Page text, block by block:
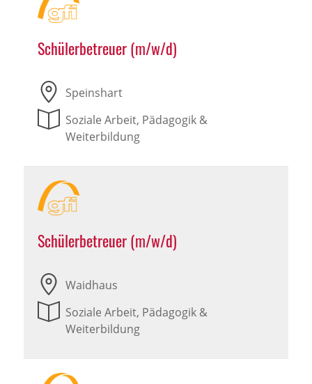
Schülerbetreuer (m/w/d)
Speinshart
Soziale Arbeit, Pädagogik &
Weiterbildung
Schülerbetreuer (m/w/d)
Waidhaus
Soziale Arbeit, Pädagogik &
Weiterbildung